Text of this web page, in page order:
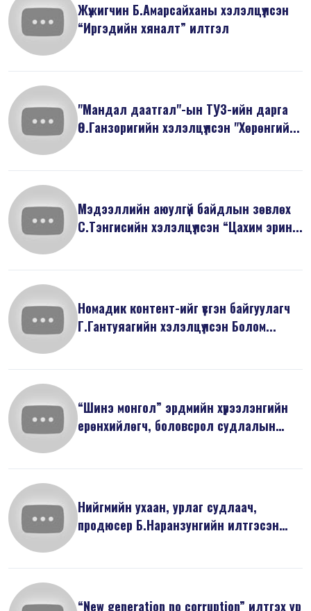
Жүжигчин Б.Амарсайханы хэлэлцүүлсэн
“Иргэдийн хяналт” илтгэл
"Мандал даатгал"-ын ТУЗ-ийн дарга
Ө.Ганзоригийн хэлэлцүүлсэн "Хөрөнгий...
Мэдээллийн аюулгүй байдлын зөвлөх
С.Тэнгисийн хэлэлцүүлсэн “Цахим эрин...
Номадик контент-ийг үүсгэн байгуулагч
Г.Гантуяагийн хэлэлцүүлсэн Болом...
“Шинэ монгол” эрдмийн хүрээлэнгийн
ерөнхийлөгч, боловсрол судлалын
Нийгмийн ухаан, урлаг судлаач,
продюсер Б.Наранзунгийн илтгэсэн
“New generation no corruption” илтгэх ур